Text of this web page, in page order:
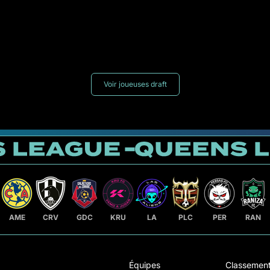
Voir joueuses draft
AME CRV GDC KRU LA PLC PER RAN
Équipes